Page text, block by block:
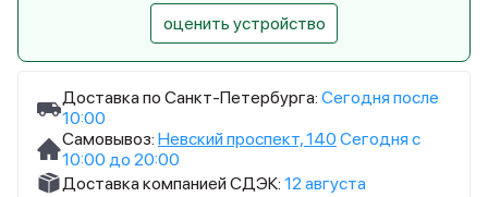
Доставка по Санкт-Петербурга: Сегодня после
10:00
Самовывоз: Невский проспект, 140 Сегодня с
10:00 до 20:00
Доставка компанией СДЭК: 12 августа
оценить устройство